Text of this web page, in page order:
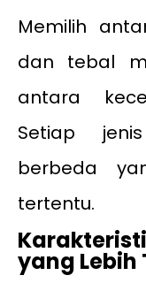
Memilih
dan tebal
antara
Setiap
berbeda
tertentu.
yang Lebih